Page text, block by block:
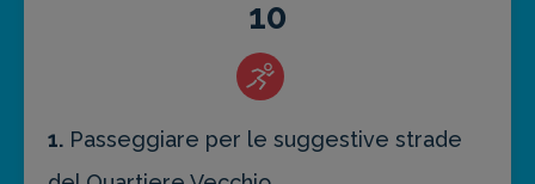
10
1. Passeggiare per le suggestive strade